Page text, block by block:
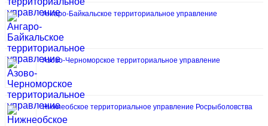
Ангаро-Байкальское территориальное управление
Азово-Черноморское территориальное управление
Нижнеобское территориальное управление Росрыболовства